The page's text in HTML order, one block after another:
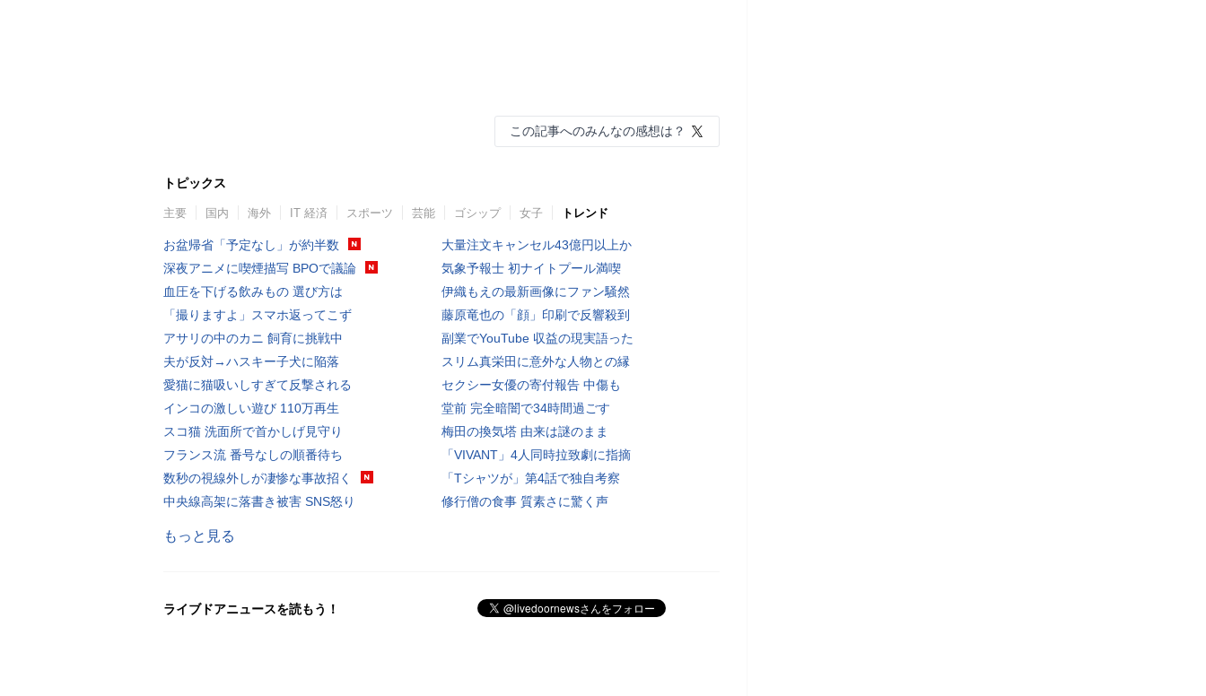
この記事へのみんなの感想は？
トピックス
主要 国内 海外 IT 経済 スポーツ 芸能 ゴシップ 女子 トレンド
お盆帰省「予定なし」が約半数
深夜アニメに喫煙描写 BPOで議論
血圧を下げる飲みもの 選び方は
「撮りますよ」スマホ返ってこず
アサリの中のカニ 飼育に挑戦中
夫が反対→ハスキー子犬に陥落
愛猫に猫吸いしすぎて反撃される
インコの激しい遊び 110万再生
スコ猫 洗面所で首かしげ見守り
フランス流 番号なしの順番待ち
数秒の視線外しが凄惨な事故招く
中央線高架に落書き被害 SNS怒り
大量注文キャンセル43億円以上か
気象予報士 初ナイトプール満喫
伊織もえの最新画像にファン騒然
藤原竜也の「顔」印刷で反響殺到
副業でYouTube 収益の現実語った
スリム真栄田に意外な人物との縁
セクシー女優の寄付報告 中傷も
堂前 完全暗闇で34時間過ごす
梅田の換気塔 由来は謎のまま
「VIVANT」4人同時拉致劇に指摘
「Tシャツが」第4話で独自考察
修行僧の食事 質素さに驚く声
もっと見る
ライブドアニュースを読もう！